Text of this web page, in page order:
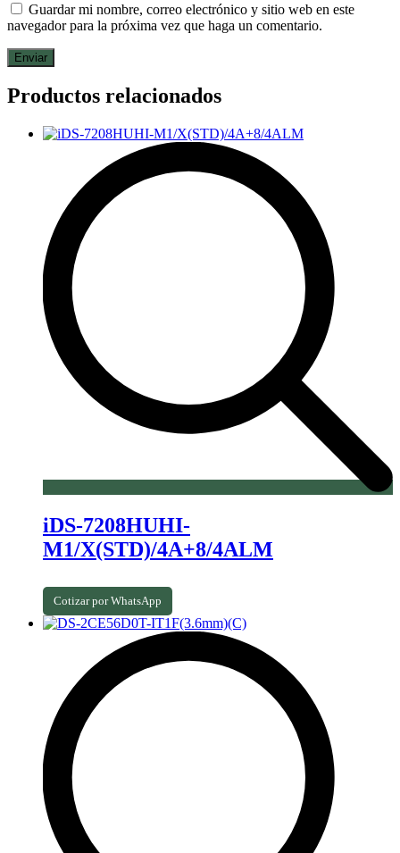
Guardar mi nombre, correo electrónico y sitio web en este
navegador para la próxima vez que haga un comentario.
Productos relacionados
iDS-7208HUHI-
M1/X(STD)/4A+8/4ALM
Cotizar por WhatsApp